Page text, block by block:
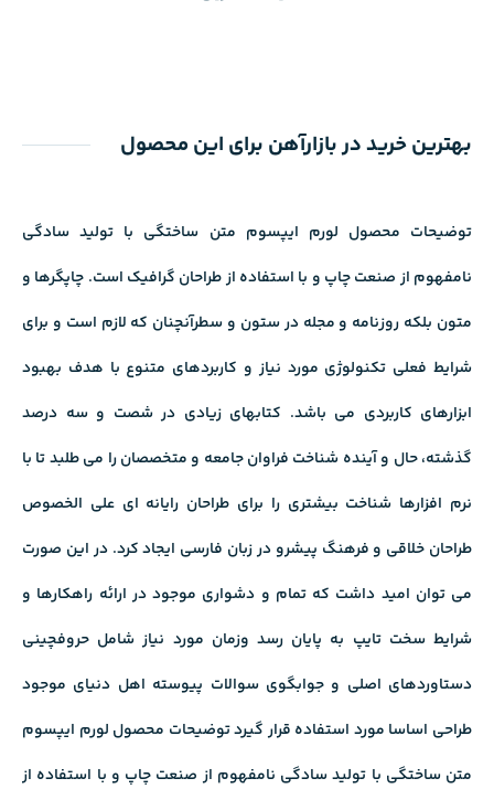
بهترین خرید در بازارآهن برای این محصول
توضیحات محصول لورم ایپسوم متن ساختگی با تولید سادگی
نامفهوم از صنعت چاپ و با استفاده از طراحان گرافیک است. چاپگرها و
متون بلکه روزنامه و مجله در ستون و سطرآنچنان که لازم است و برای
شرایط فعلی تکنولوژی مورد نیاز و کاربردهای متنوع با هدف بهبود
ابزارهای کاربردی می باشد. کتابهای زیادی در شصت و سه درصد
گذشته، حال و آینده شناخت فراوان جامعه و متخصصان را می طلبد تا با
نرم افزارها شناخت بیشتری را برای طراحان رایانه ای علی الخصوص
طراحان خلاقی و فرهنگ پیشرو در زبان فارسی ایجاد کرد. در این صورت
می توان امید داشت که تمام و دشواری موجود در ارائه راهکارها و
شرایط سخت تایپ به پایان رسد وزمان مورد نیاز شامل حروفچینی
دستاوردهای اصلی و جوابگوی سوالات پیوسته اهل دنیای موجود
طراحی اساسا مورد استفاده قرار گیرد توضیحات محصول لورم ایپسوم
متن ساختگی با تولید سادگی نامفهوم از صنعت چاپ و با استفاده از